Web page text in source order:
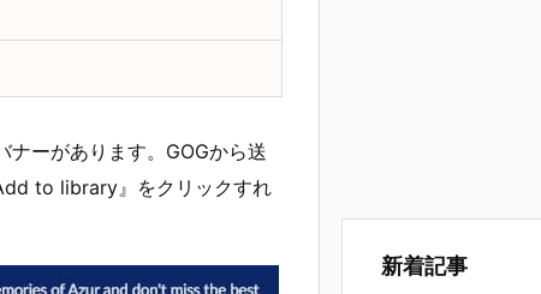
ーがあります。GOGから送
to library』をクリックすれ
新着記事